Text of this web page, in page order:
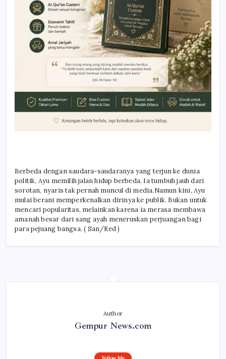
Berbeda dengan saudara-saudaranya yang terjun ke dunia
politik, Ayu memilih jalan hidup berbeda. Ia tumbuh jauh dari
sorotan, nyaris tak pernah muncul di media.Namun kini, Ayu
mulai berani memperkenalkan dirinya ke publik. Bukan untuk
mencari popularitas, melainkan karena ia merasa membawa
amanah besar dari sang ayah meneruskan perjuangan bagi
para pejuang bangsa. ( San/Red )
Author
Gempur News.com